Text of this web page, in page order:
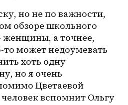
но не по важности,
обзоре школьного
женщины, а точнее,
то может недоумевать
хоть одну
но я очень
Цветаевой
вспомнит Ольгу